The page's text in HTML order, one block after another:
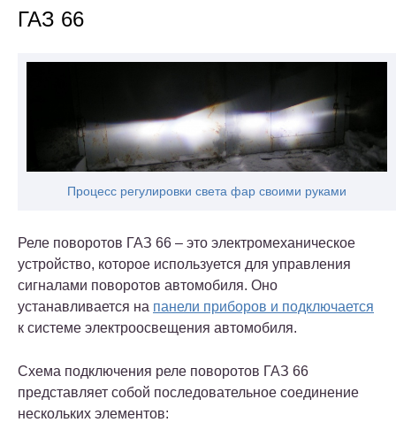
ГАЗ 66
Процесс регулировки света фар своими руками
Реле поворотов ГАЗ 66 – это электромеханическое
устройство, которое используется для управления
сигналами поворотов автомобиля. Оно
устанавливается на панели приборов и подключается
к системе электроосвещения автомобиля.
Схема подключения реле поворотов ГАЗ 66
представляет собой последовательное соединение
нескольких элементов: